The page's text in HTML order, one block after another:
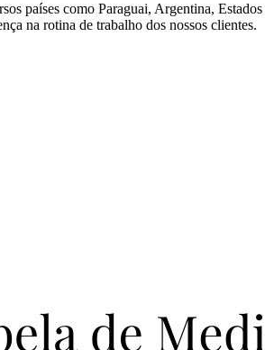
países como Paraguai, Argentina,
na rotina de trabalho dos nossos clientes.